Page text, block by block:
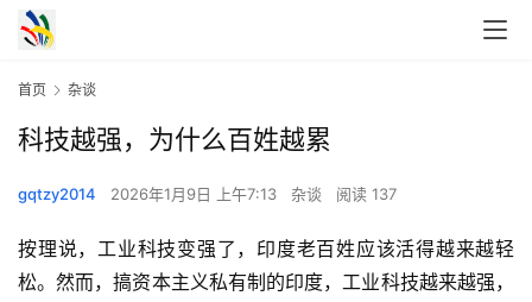
首页 杂谈
科技越强，为什么百姓越累
gqtzy2014 2026年1月9日 上午7:13 杂谈 阅读 137
按理说，工业科技变强了，印度老百姓应该活得越来越轻
松。然而，搞资本主义私有制的印度，工业科技越来越强，